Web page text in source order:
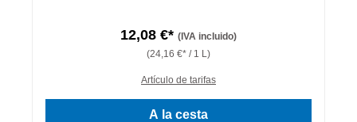
12,08 €* (IVA incluido)
(24,16 €* / 1 L)
Artículo de tarifas
A la cesta